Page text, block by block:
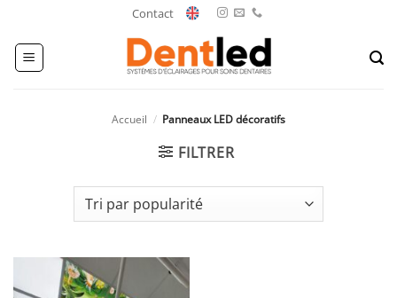
contenu
Contact
Accueil / Panneaux LED décoratifs
FILTRER